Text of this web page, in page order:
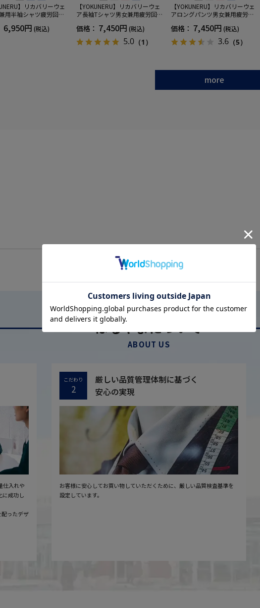
】リカバリーウェ
用半袖シャツ疲労回復
医療機器】SS～LLサイ
6,950円 (税込)
【YOKUNERU】リカバリーウェ
ア長袖Tシャツ男女兼用疲労回復
(R)【一般医療機器】SS～LLサイ
ズ
価格： 7,450円 (税込)
5.0（1）
【YOKUNERU】リカバリーウェ
アロングパンツ男女兼用疲労回
IX(R)【一般医療機器】SS～LLサ
イズ
価格： 7,450円 (税込)
3.6 （5）
more
はるやまについて
ABOUT US
仕入れや
に成功し
配ったデザ
こだわり
2
厳しい品質管理体制に基づく
安心の実現
お客様に安心してお買い物していただくために、厳しい品質検査基準を
設定しています。